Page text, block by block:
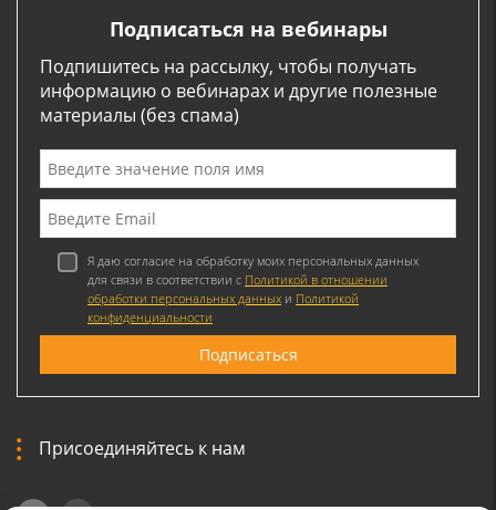
Подписаться на вебинары
Подпишитесь на рассылку, чтобы получать
информацию о вебинарах и другие полезные
материалы (без спама)
Я даю согласие на обработку моих персональных данных
для связи в соответствии с Политикой в отношении
обработки персональных данных и Политикой
конфиденциальности
Присоединяйтесь к нам